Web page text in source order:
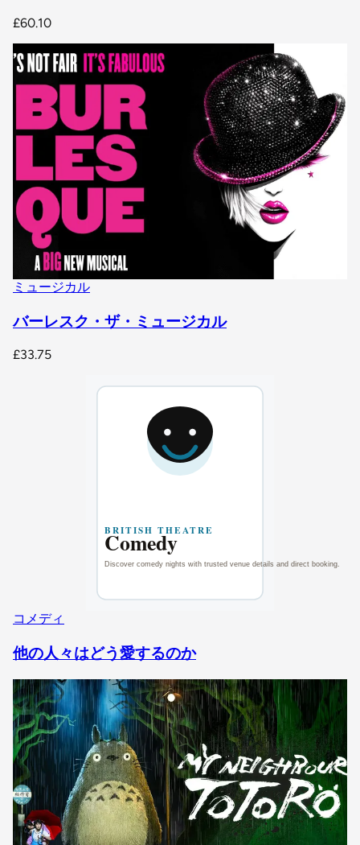
£60.10
ミュージカル
バーレスク・ザ・ミュージカル
£33.75
コメディ
他の人々はどう愛するのか